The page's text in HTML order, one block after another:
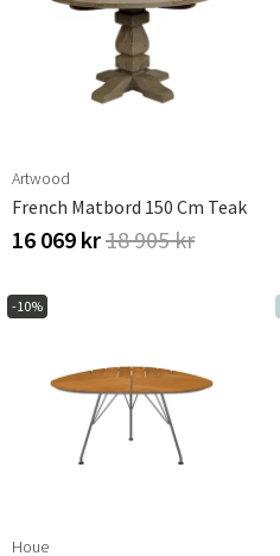
Artwood
French Matbord 150 Cm Teak
16 069 kr18 905 kr
-10%
Houe